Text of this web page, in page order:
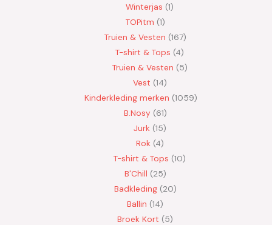
Winterjas 1
TOPitm 1
Truien & Vesten 167
T-shirt & Tops 4
Truien & Vesten 5
Vest 14
Kinderkleding merken 1059
B.Nosy 61
Jurk 15
Rok 4
T-shirt & Tops 10
B'Chill 25
Badkleding 20
Ballin 14
Broek Kort 5